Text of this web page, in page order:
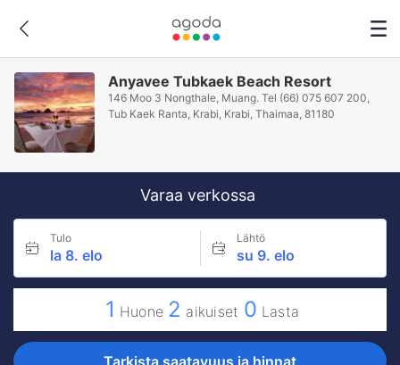
Anyavee Tubkaek Beach Resort
146 Moo 3 Nongthale, Muang. Tel (66) 075 607 200,
Tub Kaek Ranta, Krabi, Krabi, Thaimaa, 81180
Varaa verkossa
Tulo
la 8. elo
Lähtö
su 9. elo
1 Huone 2 aikuiset 0 Lasta
Tarkista saatavuus ja hinnat